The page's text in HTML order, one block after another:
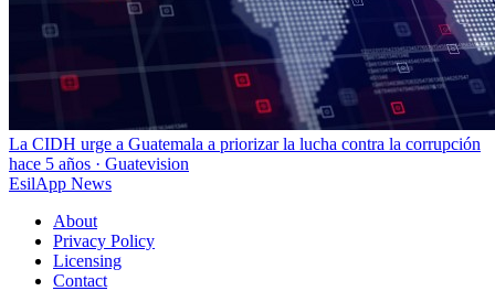
La CIDH urge a Guatemala a priorizar la lucha contra la corrupción
hace 5 años · Guatevision
EsilApp News
About
Privacy Policy
Licensing
Contact